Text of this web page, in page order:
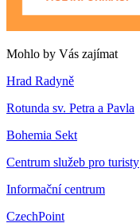
Mohlo by Vás zajímat
Hrad Radyně
Rotunda sv. Petra a Pavla
Bohemia Sekt
Centrum služeb pro turisty
Informační centrum
CzechPoint